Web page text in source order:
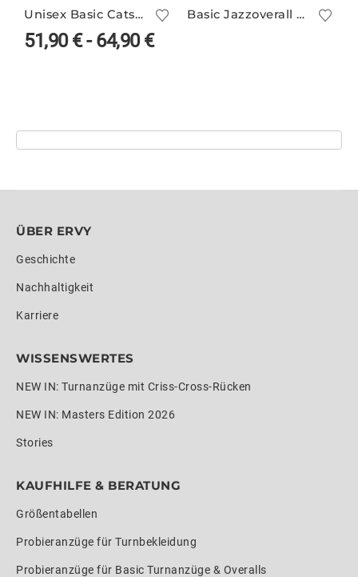
Unisex Basic Catsuit Kurzarm mit Rundhals
51,90€-64,90€
Basic Jazzoverall mit Rundhals Kurzarm
ÜBER ERVY
Geschichte
Nachhaltigkeit
Karriere
WISSENSWERTES
NEW IN: Turnanzüge mit Criss-Cross-Rücken
NEW IN: Masters Edition 2026
Stories
KAUFHILFE & BERATUNG
Größentabellen
Probieranzüge für Turnbekleidung
Probieranzüge für Basic Turnanzüge & Overalls